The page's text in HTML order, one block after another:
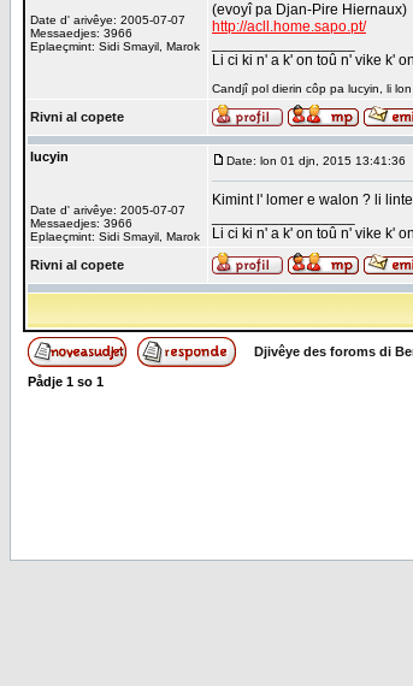
Date d' arivêye: 2005-07-07
Messaedjes: 3966
Eplaeçmint: Sidi Smayil, Marok
(evoyî pa Djan-Pire Hiernaux)
http://acll.home.sapo.pt/
Li ci ki n' a k' on toû n' vike k'
Candjî pol dierin côp pa lucyin, li
Rivni al copete
lucyin
Date d' arivêye: 2005-07-07
Messaedjes: 3966
Eplaeçmint: Sidi Smayil, Marok
Date: lon 01 djn, 2015 13:41:36
Kimint l' lomer e walon ? li
Li ci ki n' a k' on toû n' vike k'
Rivni al copete
Djivêye des foroms di
Pådje 1 so 1